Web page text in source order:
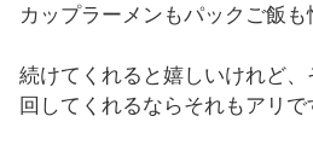
カップラーメンもパックご飯も
続けてくれると嬉しいけれど
回してくれるならそれもアリで